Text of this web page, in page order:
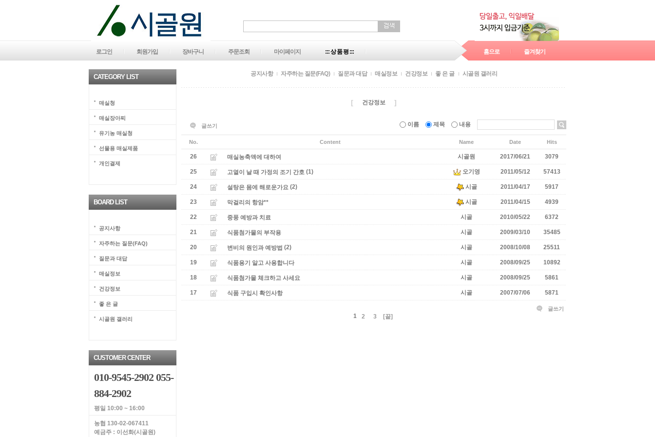
로그인 회원가입 장바구니 주문조회 마이페이지 ::: 상 품 평 ::: 홈으로 즐겨찾기
CATEGORY LIST
매실청
매실장아찌
유기농 매실청
선물용 매실제품
개인결제
BOARD LIST
공지사항
자주하는 질문(FAQ)
질문과 대답
매실정보
건강정보
좋 은 글
시골원 갤러리
CUSTOMER CENTER
010-9545-2902 055-
884-2902
평일 10:00 ~ 16:00
농협 130-02-067411
예금주 : 이선화(시골원)
공지사항 자주하는 질문(FAQ) 질문과 대답 매실정보 건강정보 좋 은 글 시골원 갤러리
[ 건강정보 ]
글쓰기 이름 제목 내용
No. Content Name Date Hits
26 매실농축액에 대하여 시골원 2017/06/21 3079
25 고열이 날 때 가정의 조기 간호 (1) 오기영 2011/05/12 57413
24 설탕은 몸에 해로운가요 (2) 시골 2011/04/17 5917
23 막걸리의 항암** 시골 2011/04/15 4939
22 중풍 예방과 치료 시골 2010/05/22 6372
21 식품첨가물의 부작용 시골 2009/03/10 35485
20 변비의 원인과 예방법 (2) 시골 2008/10/08 25511
19 식품용기 알고 사용합니다 시골 2008/09/25 10892
18 식품첨가물 체크하고 사세요 시골 2008/09/25 5861
17 식품 구입시 확인사항 시골 2007/07/06 5871
글쓰기
1 2 3 [끝]